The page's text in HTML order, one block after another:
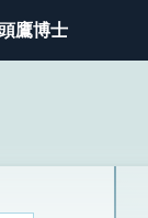
鷹博士